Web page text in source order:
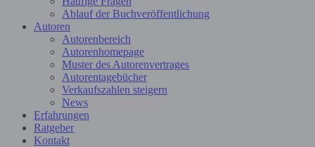
Ablauf der Buchveröffentlichung
Autoren
Autorenbereich
Autorenhomepage
Muster des Autorenvertrages
Autorentagebücher
Verkaufszahlen steigern
News
Erfahrungen
Ratgeber
Kontakt